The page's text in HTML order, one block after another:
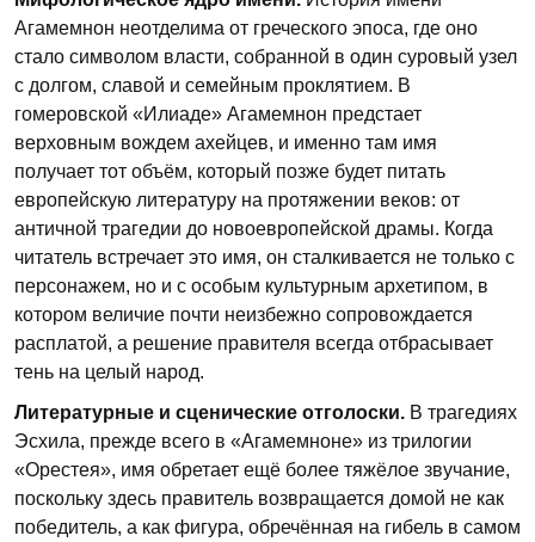
Агамемнон неотделима от греческого эпоса, где оно
стало символом власти, собранной в один суровый узел
с долгом, славой и семейным проклятием. В
гомеровской «Илиаде» Агамемнон предстает
верховным вождем ахейцев, и именно там имя
получает тот объём, который позже будет питать
европейскую литературу на протяжении веков: от
античной трагедии до новоевропейской драмы. Когда
читатель встречает это имя, он сталкивается не только с
персонажем, но и с особым культурным архетипом, в
котором величие почти неизбежно сопровождается
расплатой, а решение правителя всегда отбрасывает
тень на целый народ.
Литературные и сценические отголоски. В трагедиях
Эсхила, прежде всего в «Агамемноне» из трилогии
«Орестея», имя обретает ещё более тяжёлое звучание,
поскольку здесь правитель возвращается домой не как
победитель, а как фигура, обречённая на гибель в самом